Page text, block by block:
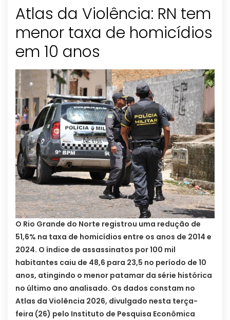
Atlas da Violência: RN tem
menor taxa de homicídios
em 10 anos
O Rio Grande do Norte registrou uma redução de
51,6% na taxa de homicídios entre os anos de 2014 e
2024. O índice de assassinatos por 100 mil
habitantes caiu de 48,6 para 23,5 no período de 10
anos, atingindo o menor patamar da série histórica
no último ano analisado. Os dados constam no
Atlas da Violência 2026, divulgado nesta terça-
feira (26) pelo Instituto de Pesquisa Econômica